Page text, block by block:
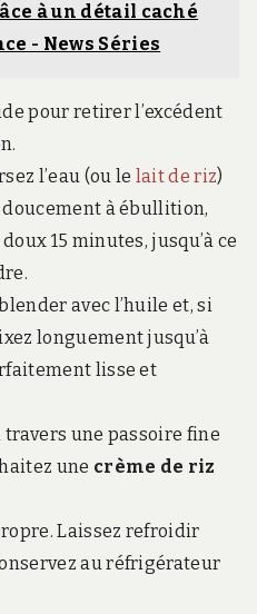
à un détail caché
- News Séries
pour retirer l’excédent
l’eau (ou le lait de riz)
à ébullition,
15 minutes, jusqu’à ce
avec l’huile et, si
longuement jusqu’à
lisse et
une passoire fine
une crème de riz
Laissez refroidir
au réfrigérateur